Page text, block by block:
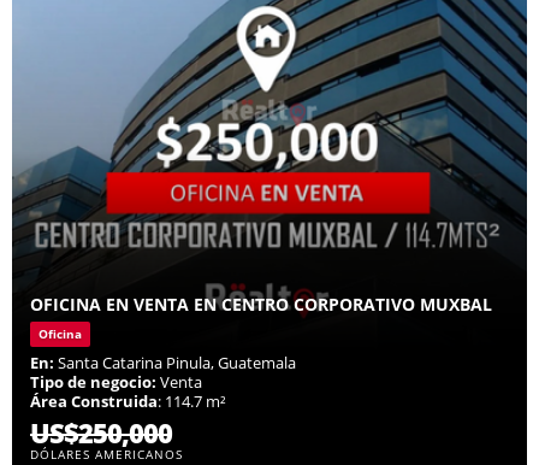
OFICINA EN VENTA EN CENTRO CORPORATIVO MUXBAL
Oficina
En: Santa Catarina Pinula, Guatemala
Tipo de negocio: Venta
Área Construida: 114.7 m²
US$250,000
DÓLARES AMERICANOS